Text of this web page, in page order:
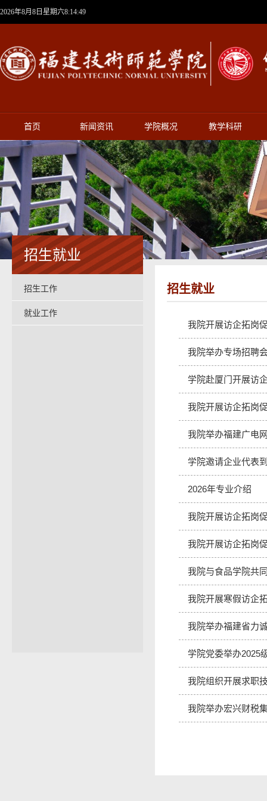
2026年8月8日星期六8:14:49
首页 新闻资讯 学院概况 教学科研
招生就业
招生工作
就业工作
招生就业
我院开展访企拓岗
我院举办专场招聘
学院赴厦门开展访
我院开展访企拓岗
我院举办福建广电
学院邀请企业代表
2026年专业介绍
我院开展访企拓岗
我院开展访企拓岗
我院与食品学院共
我院开展寒假访企
我院举办福建省力
学院党委举办2025
我院组织开展求职
我院举办宏兴财税